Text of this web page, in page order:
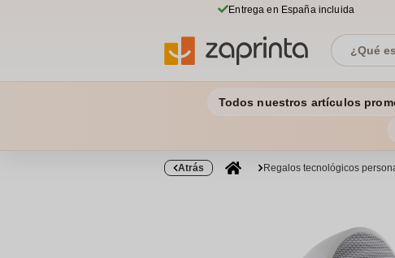
Entrega en España incluida
Todos nuestros artículos
Atrás Regalos tecnológicos